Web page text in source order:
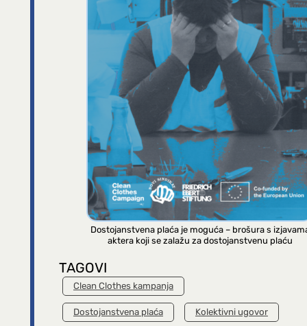
Dostojanstvena plaća je moguća – brošura s
aktera koji se zalažu za dostojanstvenu plaću
TAGOVI
Clean Clothes kampanja
Dostojanstvena plaća Kolektivni ugovor